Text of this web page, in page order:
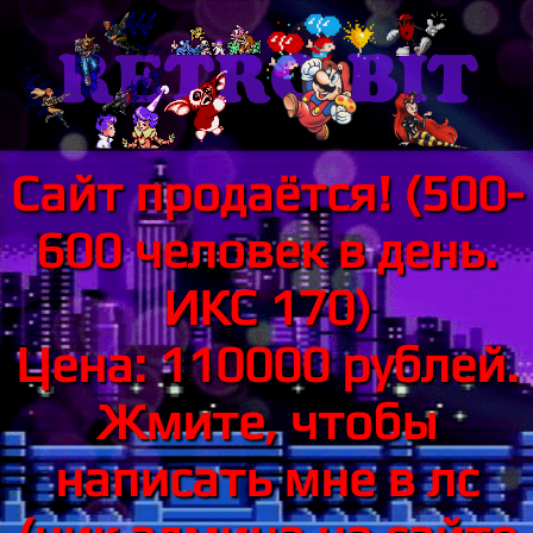
Сайт продаётся! (500-
600 человек в день.
ИКС 170)
Цена: 110000 рублей.
Жмите, чтобы
написать мне в лс